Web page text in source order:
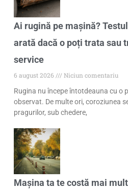
Ai rugină pe mașină?
arată dacă o poți trata sau
service
6 august 2026
Niciun comentariu
Rugina nu începe întotdeauna cu o
observat. De multe ori, coroziunea
pragurilor, sub chedere,
Mașina ta te costă mai